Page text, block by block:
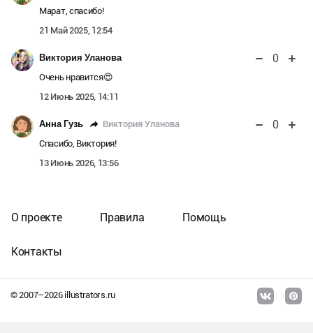
Марат, спасибо!
21 Май 2025, 12:54
Виктория Уланова 0
Очень нравится😍
12 Июнь 2025, 14:11
Анна Гузь Виктория Уланова 0
Спасибо, Виктория!
13 Июнь 2026, 13:56
© 2007–2026illustrators.ru
О проекте Правила Помощь
Контакты